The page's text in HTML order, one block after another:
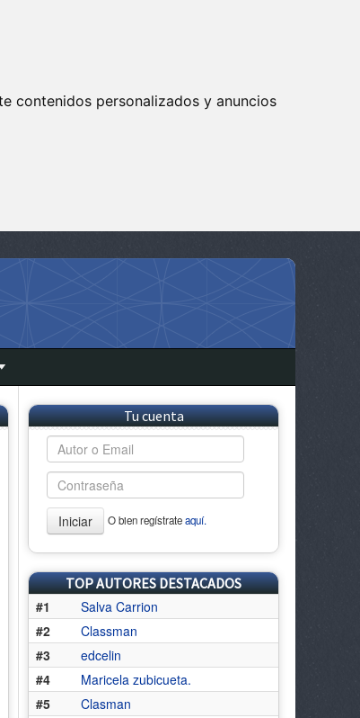
contenidos personalizados y anuncios
Tu cuenta
Iniciar O bien regístrateaquí.
TOP AUTORES DESTACADOS
#1
Salva Carrion
#2
Classman
#3
edcelin
#4
Maricela zubicueta.
#5
Clasman